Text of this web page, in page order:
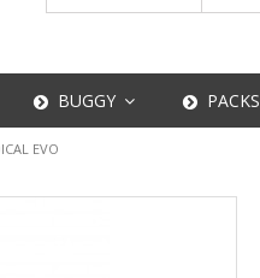
BUGGY PACKS
EVO